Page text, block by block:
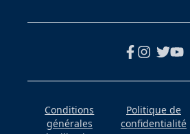
Conditions
générales
Politique de
confidentialité